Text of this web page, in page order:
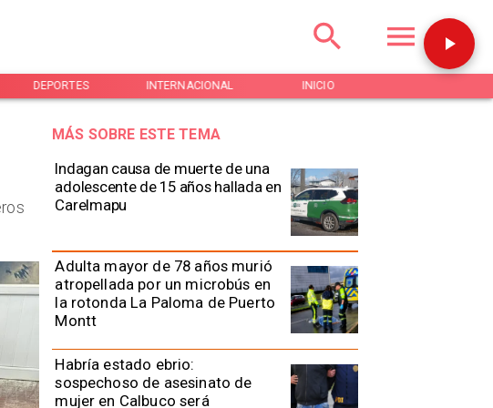
DEPORTES INTERNACIONAL INICIO
Indagan causa de muerte de una
adolescente de 15 años hallada en
Carelmapu
Adulta mayor de 78 años murió
atropellada por un microbús en
la rotonda La Paloma de Puerto
Montt
Habría estado ebrio:
sospechoso de asesinato de
mujer en Calbuco será
MÁS SOBRE ESTE TEMA